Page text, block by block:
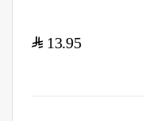
13.95
$